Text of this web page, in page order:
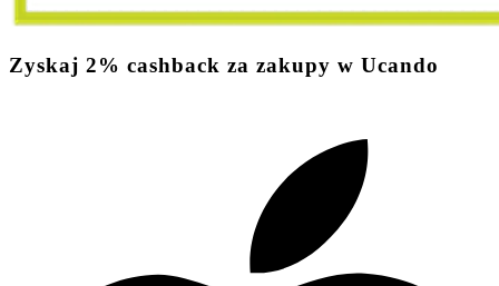
Zyskaj 2% cashback za zakupy w Ucando